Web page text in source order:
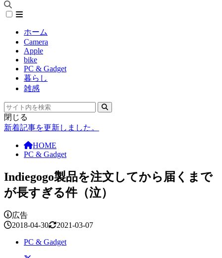
ホーム
Camera
Apple
bike
PC & Gadget
暮らし
雑感
閉じる
新着記事を更新しました。
HOME
PC & Gadget
Indiegogo製品を注文してから届くまで
が長すぎる件（泣）
広告
2018-04-30
2021-03-07
PC & Gadget